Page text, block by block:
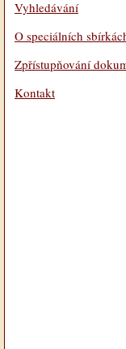
Vyhledávání
O speciálních
Zpřístupňování
Kontakt